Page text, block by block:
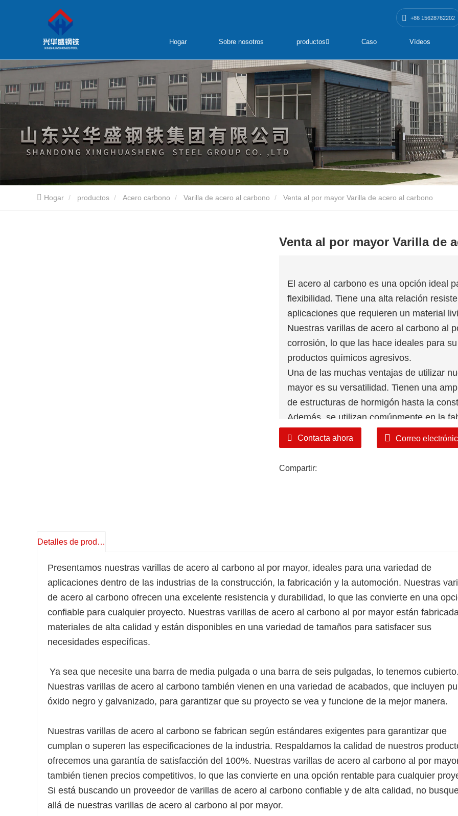
+86 15628762202
Hogar Sobre nosotros productos Caso Vídeos
Hogar productos Acero carbono Varilla de acero al carbono Venta al por mayor Varilla de acero al carbono
Venta al por mayor Varilla de
El acero al carbono es una opción ideal
flexibilidad. Tiene una alta relación
aplicaciones que requieren un material
Nuestras varillas de acero al carbono al
corrosión, lo que las hace ideales para
productos químicos agresivos.
Una de las muchas ventajas de utilizar
mayor es su versatilidad. Tienen una
de estructuras de hormigón hasta la
Además, se utilizan comúnmente en la
ejes, componentes de dirección y
Contacta ahora Correo
Compartir:
Detalles de producto
Presentamos nuestras varillas de acero al carbono al por mayor, ideales para una variedad de
aplicaciones dentro de las industrias de la construcción, la fabricación y la automoción. Nuestras
de acero al carbono ofrecen una excelente resistencia y durabilidad, lo que las convierte en una
confiable para cualquier proyecto. Nuestras varillas de acero al carbono al por mayor están
materiales de alta calidad y están disponibles en una variedad de tamaños para satisfacer sus
necesidades específicas.
Ya sea que necesite una barra de media pulgada o una barra de seis pulgadas, lo tenemos cubierto.
Nuestras varillas de acero al carbono también vienen en una variedad de acabados, que incluyen
óxido negro y galvanizado, para garantizar que su proyecto se vea y funcione de la mejor manera.
Nuestras varillas de acero al carbono se fabrican según estándares exigentes para garantizar que
cumplan o superen las especificaciones de la industria. Respaldamos la calidad de nuestros
ofrecemos una garantía de satisfacción del 100%. Nuestras varillas de acero al carbono al por
también tienen precios competitivos, lo que las convierte en una opción rentable para cualquier
Si está buscando un proveedor de varillas de acero al carbono confiable y de alta calidad, no
allá de nuestras varillas de acero al carbono al por mayor.